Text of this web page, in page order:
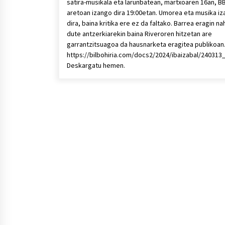
satira-musikala eta larunbatean, martxoaren 16an,
aretoan izango dira 19:00etan. Umorea eta musika
dira, baina kritika ere ez da faltako. Barrea eragin
dute antzerkiarekin baina Riveroren hitzetan are
garrantzitsuagoa da hausnarketa eragitea publikoan.
https://bilbohiria.com/docs2/2024/ibaizabal/
Deskargatu hemen.